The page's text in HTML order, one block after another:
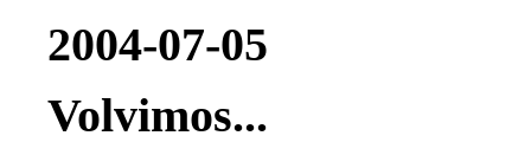
2004-07-05
Volvimos...